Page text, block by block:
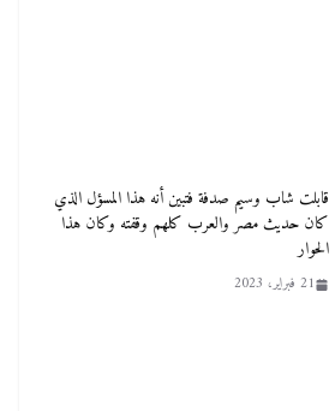
قابلت شاب وسيم صدفة فتبين أنه هذا المسؤل الذي
كان حديث مصر والعرب كلهم وقفته وكان هذا
الحوار
21 فبراير، 2023